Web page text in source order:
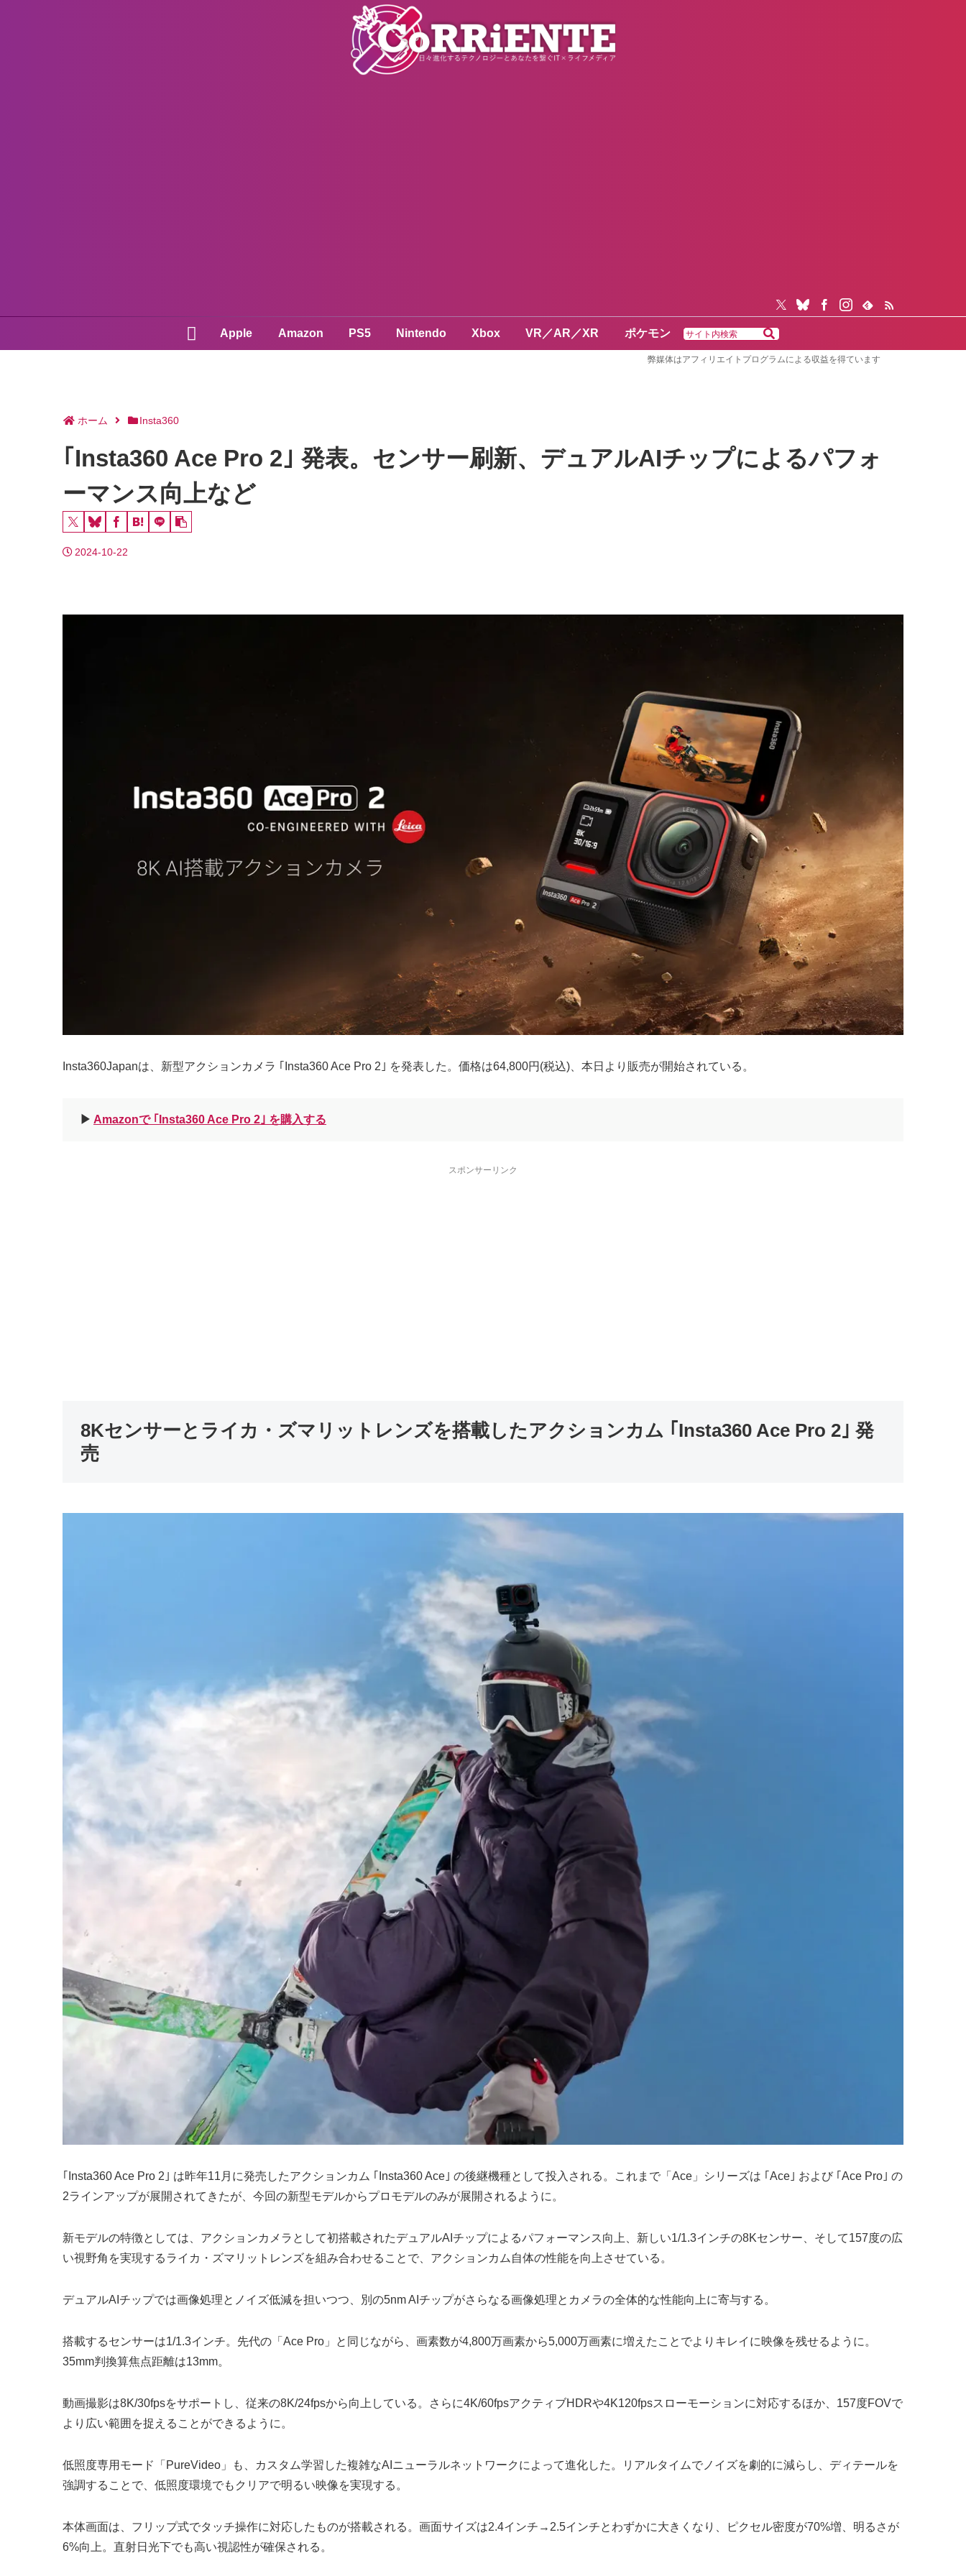
Apple Amazon PS5 Nintendo Xbox VR／AR／XR ポケモン
弊媒体はアフィリエイトプログラムによる収益を得ています
ホーム Insta360
｢Insta360 Ace Pro 2｣ 発表。センサー刷新、デュアルAIチップによるパフォ
ーマンス向上など
2024-10-22
Insta360Japanは、新型アクションカメラ ｢Insta360 Ace Pro 2｣ を発表した。価格は64,800円(税込)、本日より販売が開始されている。
▶︎ Amazonで ｢Insta360 Ace Pro 2｣ を購入する
スポンサーリンク
8Kセンサーとライカ・ズマリットレンズを搭載したアクションカム ｢Insta360 Ace Pro 2｣ 発
売
｢Insta360 Ace Pro 2｣ は昨年11月に発売したアクションカム ｢Insta360 Ace｣ の後継機種として投入される。これまで「Ace」シリーズは ｢Ace｣ および ｢Ace Pro｣ の
2ラインアップが展開されてきたが、今回の新型モデルからプロモデルのみが展開されるように。
新モデルの特徴としては、アクションカメラとして初搭載されたデュアルAIチップによるパフォーマンス向上、新しい1/1.3インチの8Kセンサー、そして157度の広
い視野角を実現するライカ・ズマリットレンズを組み合わせることで、アクションカム自体の性能を向上させている。
デュアルAIチップでは画像処理とノイズ低減を担いつつ、別の5nm AIチップがさらなる画像処理とカメラの全体的な性能向上に寄与する。
搭載するセンサーは1/1.3インチ。先代の「Ace Pro」と同じながら、画素数が4,800万画素から5,000万画素に増えたことでよりキレイに映像を残せるように。
35mm判換算焦点距離は13mm。
動画撮影は8K/30fpsをサポートし、従来の8K/24fpsから向上している。さらに4K/60fpsアクティブHDRや4K120fpsスローモーションに対応するほか、157度FOVで
より広い範囲を捉えることができるように。
低照度専用モード「PureVideo」も、カスタム学習した複雑なAIニューラルネットワークによって進化した。リアルタイムでノイズを劇的に減らし、ディテールを
強調することで、低照度環境でもクリアで明るい映像を実現する。
本体画面は、フリップ式でタッチ操作に対応したものが搭載される。画面サイズは2.4インチ→2.5インチとわずかに大きくなり、ピクセル密度が70%増、明るさが
6%向上。直射日光下でも高い視認性が確保される。